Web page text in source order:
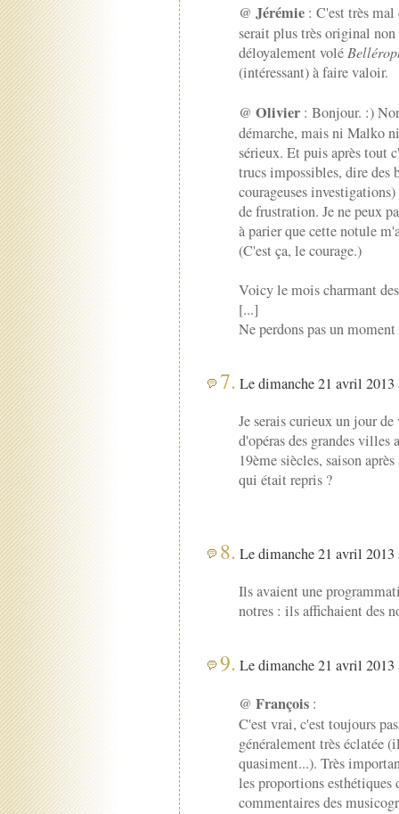
@ Jérémie: C'est très mal
serait plus très original non
déloyalement volé
(intéressant) à faire valoir.
@ Olivier: Bonjour. :)
démarche, mais ni Malko
sérieux. Et puis après tout
trucs impossibles, dire des
courageuses
de frustration. Je ne peux
à parier que cette notule
(C'est ça, le courage.)
Voicy le mois charmant
[...]
Ne perdons pas un
7. Le dimanche 21 avril 2013
Je serais curieux un jour
d'opéras des grandes
19ème siècles, saison
qui était repris ?
8. Le dimanche 21 avril 2013
Ils avaient une
notres : ils affichaient des
9. Le dimanche 21 avril 2013
@ François:
C'est vrai, c'est toujours
généralement très éclatée
quasiment...). Très
les proportions
commentaires des